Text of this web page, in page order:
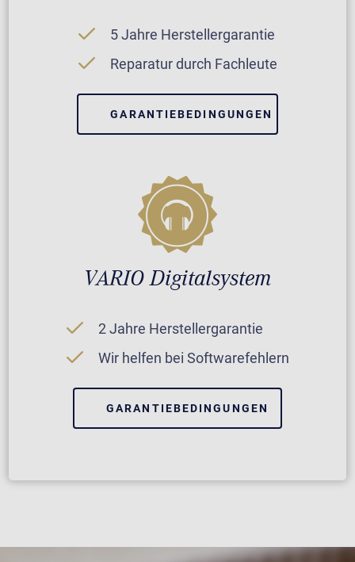
5 Jahre Herstellergarantie
Reparatur durch Fachleute
GARANTIEBEDINGUNGEN
VARIO Digitalsystem
2 Jahre Herstellergarantie
Wir helfen bei Softwarefehlern
GARANTIEBEDINGUNGEN